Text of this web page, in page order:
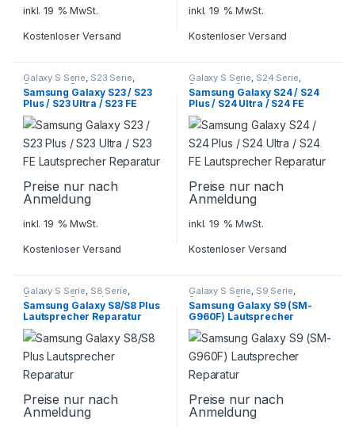
inkl. 19 % MwSt.
Kostenloser Versand
inkl. 19 % MwSt.
Kostenloser Versand
Galaxy S Serie, S23 Serie,
Samsung Smartphone
Reparatur
Samsung Galaxy S23 / S23
Plus / S23 Ultra / S23 FE
Lautsprecher Reparatur
Preise nur nach
Anmeldung
inkl. 19 % MwSt.
Kostenloser Versand
Galaxy S Serie, S24 Serie,
Samsung Smartphone
Reparatur
Samsung Galaxy S24 / S24
Plus / S24 Ultra / S24 FE
Lautsprecher Reparatur
Preise nur nach
Anmeldung
inkl. 19 % MwSt.
Kostenloser Versand
Galaxy S Serie, S8 Serie,
Samsung Smartphone
Reparatur
Samsung Galaxy S8/S8 Plus
Lautsprecher Reparatur
Preise nur nach
Anmeldung
Galaxy S Serie, S9 Serie,
Samsung Smartphone
Reparatur
Samsung Galaxy S9 (SM-
G960F) Lautsprecher
Reparatur
Preise nur nach
Anmeldung